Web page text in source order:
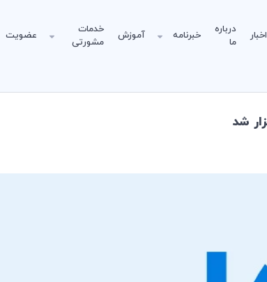
اخبار
درباره
ما
خبرنامه آموزش
خدمات
مشورتی
عضویت